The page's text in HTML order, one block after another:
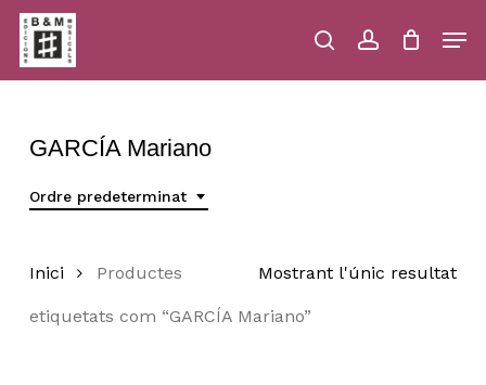
Skip
main
content
searchaccount
Close
GARCÍA Mariano
Ordre predeterminat
Mostrant l'únic resultat
Inici Productes
etiquetats com “GARCÍA Mariano”
Menu